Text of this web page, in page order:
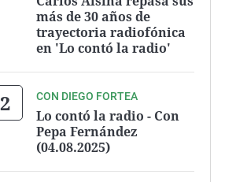
más de 30 años de
trayectoria radiofónica
en 'Lo contó la radio'
CON DIEGO FORTEA
Lo contó la radio - Con
Pepa Fernández
(04.08.2025)